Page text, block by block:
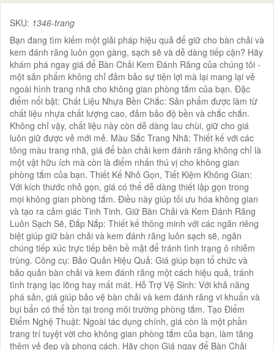
SKU: 1346-trang
Bạn đang tìm kiếm một giải pháp hiệu quả để giữ cho bàn chải và
kem đánh răng luôn gọn gàng, sạch sẽ và dễ dàng tiếp cận? Hãy
khám phá ngay giá để Bàn Chải Kem Đánh Răng của chúng tôi -
một sản phẩm không chỉ đảm bảo sự tiện lợi mà lại mang lại vẻ
ngoài hình trang nhã cho không gian phòng tắm của bạn. Đặc
điểm nổi bật: Chất Liệu Nhựa Bền Chắc: Sản phẩm được làm từ
chất liệu nhựa chất lượng cao, đảm bảo độ bền và chắc chắn.
Không chỉ vậy, chất liệu này còn dễ dàng lau chùi, giữ cho giá
luôn giữ được vẻ mới mẻ. Màu Sắc Trang Nhã: Thiết kế với các
tông màu trang nhã, giá để bàn chải kem đánh răng không chỉ là
một vật hữu ích mà còn là điểm nhấn thú vị cho không gian
phòng tắm của bạn. Thiết Kế Nhỏ Gọn, Tiết Kiệm Không Gian:
Với kích thước nhỏ gọn, giá có thể dễ dàng thiết lập gọn trong
mọi không gian phòng tắm. Điều này giúp tối ưu hóa không gian
và tạo ra cảm giác Tinh Tinh. Giữ Bàn Chải và Kem Đánh Răng
Luôn Sạch Sẽ, Đắp Nắp: Thiết kế thông minh với các ngăn riêng
biệt giúp giữ bàn chải và kem đánh răng luôn sạch sẽ, ngăn
chúng tiếp xúc trực tiếp bên bề mặt để tránh tình trạng ô nhiễm
trùng. Công cụ: Bảo Quản Hiệu Quả: Giá giúp bạn tổ chức và
bảo quản bàn chải và kem đánh răng một cách hiệu quả, tránh
tình trạng lạc lõng hay mất mát. Hỗ Trợ Vệ Sinh: Với khả năng
phá sản, giá giúp bảo vệ bàn chải và kem đánh răng vi khuẩn và
bụi bẩn có thể tồn tại trong môi trường phòng tắm. Tạo Điểm
Điểm Nghệ Thuật: Ngoài tác dụng chính, giá còn là một phần
trang trí tuyệt vời cho không gian phòng tắm của bạn, làm tăng
thêm vẻ đẹp và phong cách. Hãy chọn Giá ngay để Bàn Chải